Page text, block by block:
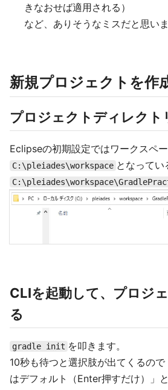
きなおせば適用される）
など、ありそうなミスだと思いま
新規プロジェクトを作
プロジェクトディレクト
Eclipseの初期設定ではワークスペ
C:\pleiades\workspace となってい
CLIを起動して、プロジ
る
gradle init を叩きます。
10秒も待つと選択肢が出てくるので
はデフォルト（Enter押すだけ）」